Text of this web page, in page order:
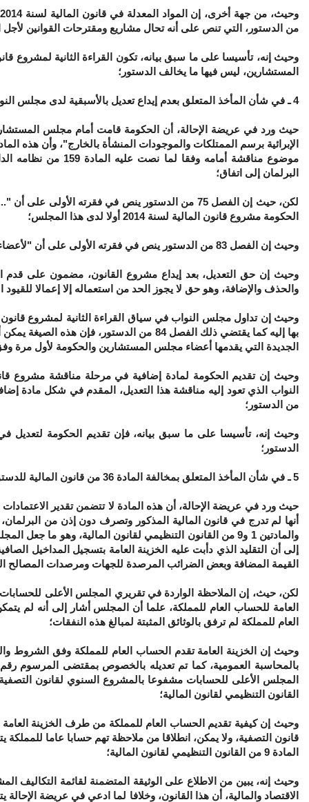
وحيث، من جهة أخرى
من الدستور، التي تنص على أنه تحال مشاريع ومقترحات القوانين لأجل
المستشارين، ليس فيها ما يخالف الدستور؛
4 ـ في شأن المأخذ المتعلق بعدم إيداع تعديل بالأسبقية لدى مجلس النواب:
الإبرائية برسم الممتلكات والموجودات المنشأة بالخارج"، وأن هذه
موضوع مناقشة
البرلمان إلى اتفاق؛
لكن
، حيث إن الفصل 75 من الدستور ينص في فقرته
الحكومة مشروع قانون المالية لسنة 2014 أولا لدى هذا المجلس؛
وحيث إن الفصل 83 من الدستور ينص في فقرته الأولى على أن "لأعضاء مجلسي البرلمان وللحكومة حق التعديل"؛
وحيث إن حق التعديل، بعد إيداع مشروع القانون، مضمون على قدم
والحذف والإضافة، وهو حق لا يجوز الحد من استعماله إلا إعمالا للقيود
وحيث إن تداول مجلس النواب في سياق القراءة الثانية لمشروع
بها إليه كما يقتضي ذلك الفصل 84 من
الجديدة التي يقدمها أعضاء مجلس المستشارين والحكومة لأول مرة
وحيث إن تقديم الحكومة لمادة إضافية في مرحلة مناقشة
من الدستور؛
الدستور؛
5 ـ في شأن المأخذ المتعلق بمخالفة المادة 36 من قانون المالية
حيث ورد في عريضة الإحالة، أن هذه المادة لا تتضمن تقدير الاعتمادات
إلى أن التقليد الذي دأبت عليه الخزينة العامة بتسجيل المداخيل
القيمة المضافة وبعض الضرائب المرصدة للجهات ومرصدات المصالح المالية، يخالف ما تنص عليه
لكن،
العامة للحساب العام للمملكة، علما أن المجلس أشار إلى أنه لم
العام للمملكة لم ترفق بالوثائق المثبتة لمبالغ هذه النفقات؛
القانون التنظيمي لقانون المالية؛
وحيث إن كيفية تقديم الحساب العام للمملكة من طرف الخزينة العامة
المادة 9 من القانون التنظيمي لقانون المالية؛